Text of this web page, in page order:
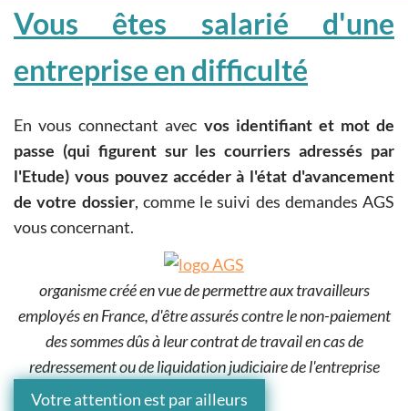
Vous êtes salarié d'une
entreprise en difficulté
En vous connectant avec vos identifiant et mot de
passe (qui figurent sur les courriers adressés par
l'Etude) vous pouvez accéder à l'état d'avancement
de votre dossier, comme le suivi des demandes AGS
vous concernant.
organisme créé en vue de permettre aux travailleurs
employés en France, d'être assurés contre le non-paiement
des sommes dûs à leur contrat de travail en cas de
redressement ou de liquidation judiciaire de l'entreprise
Votre attention est par ailleurs